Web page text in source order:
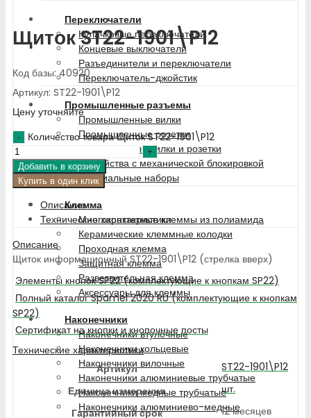
Переключатели
Кулачковые переключатели
Концевые выключатели
Разъединители и переключатели
Переключатель-джойстик
Промышленные разъемы
Промышленные вилки
Промышленные розетки
Низковольтные вилки и розетки
Устройства с механической блокировкой
Специальные наборы
Клемма
Многоконтактные клеммы из полиамида
Керамические клеммные колодки
Проходная клемма
Защитная клемма
Разветвительная клемма
Аксессуары для клеммы
Наконечники
Наконечники втулочные
Наконечники кольцевые
Наконечники вилочные
Наконечники алюминиевые трубчатые
Наконечники медные трубчатые
Наконечники алюминиево-медные
Щиток ST22-1901\P12
Код базы: 40920
Артикул: ST22-1901\P12
Цену уточняйте
Количество товара Щиток ST22-1901\P12
Добавить в корзину
Купить в один клик
Описание
Технические характеристики
Описание
Щиток информационный ST22-1901\P12 (стрелка вверх)
Элементы кнопок SP22 (комплектующие к кнопкам SP22)
Полный каталог Spamel 2020 RU (комплектующие к кнопкам
SP22)
Сертификат на кнопки и кнопочные посты
Технические характеристики
Артикул
ST22-1901\P12
Единица измерения
шт.
Гарантийный срок
12 месяцев